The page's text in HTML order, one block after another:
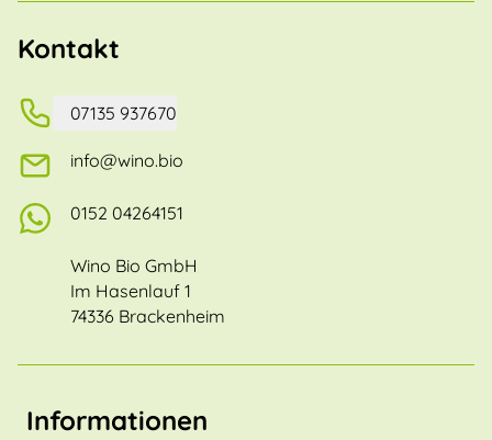
Kontakt
07135 937670
info@wino.bio
0152 04264151
Wino Bio GmbH
Im Hasenlauf 1
74336 Brackenheim
Informationen